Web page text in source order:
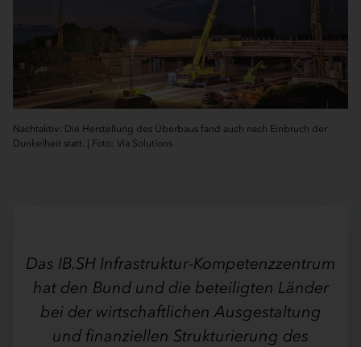
Nachtaktiv: Die Herstellung des Überbaus fand auch nach Einbruch der
Dunkelheit statt. | Foto: Via Solutions
Das IB.SH Infrastruktur­-Kompetenzzentrum
hat den Bund und die beteiligten Länder
bei der wirtschaftlichen Ausgestaltung
und finanziellen Strukturierung des